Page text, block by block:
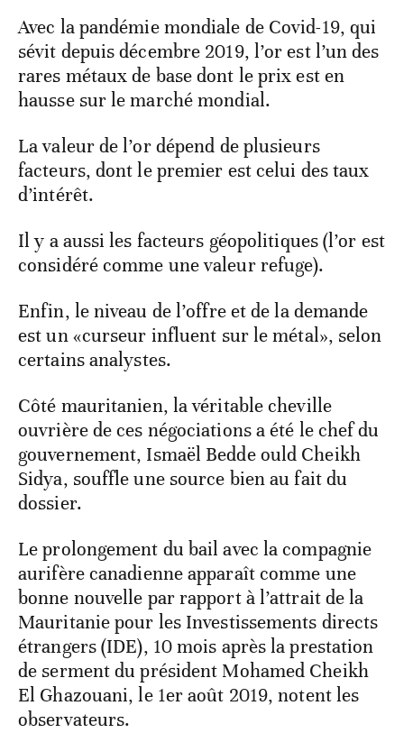
Avec la pandémie mondiale de Covid-19, qui
sévit depuis décembre 2019, l’or est l’un des
rares métaux de base dont le prix est en
hausse sur le marché mondial.
La valeur de l’or dépend de plusieurs
facteurs, dont le premier est celui des taux
d’intérêt.
Il y a aussi les facteurs géopolitiques (l’or est
considéré comme une valeur refuge).
Enfin, le niveau de l’offre et de la demande
est un «curseur influent sur le métal», selon
certains analystes.
Côté mauritanien, la véritable cheville
ouvrière de ces négociations a été le chef du
gouvernement, Ismaël Bedde ould Cheikh
Sidya, souffle une source bien au fait du
dossier.
Le prolongement du bail avec la compagnie
aurifère canadienne apparaît comme une
bonne nouvelle par rapport à l’attrait de la
Mauritanie pour les Investissements directs
étrangers (IDE), 10 mois après la prestation
de serment du président Mohamed Cheikh
El Ghazouani, le 1er août 2019, notent les
observateurs.